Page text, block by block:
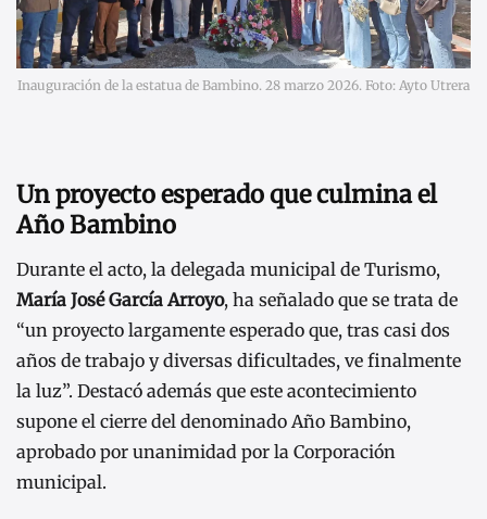
Inauguración de la estatua de Bambino. 28 marzo 2026. Foto: Ayto Utrera
Un proyecto esperado que culmina el
Año Bambino
Durante el acto, la delegada municipal de Turismo,
María José García Arroyo, ha señalado que se trata de
“un proyecto largamente esperado que, tras casi dos
años de trabajo y diversas dificultades, ve finalmente
la luz”. Destacó además que este acontecimiento
supone el cierre del denominado Año Bambino,
aprobado por unanimidad por la Corporación
municipal.